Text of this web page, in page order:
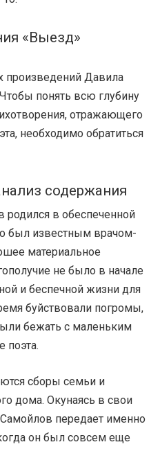
«Выезд»
произведений Давила
понять всю глубину
отражающего
необходимо обратиться
содержания
родился в обеспеченной
был известным врачом-
материальное
не было в начале
и беспечной жизни для
буйствовали погромы,
бежать с маленьким
поэта.
сборы семьи и
дома. Окунаясь в свои
передает именно
он был совсем еще